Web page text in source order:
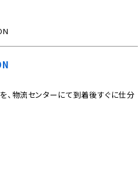
物流センターにて到着後すぐに仕分